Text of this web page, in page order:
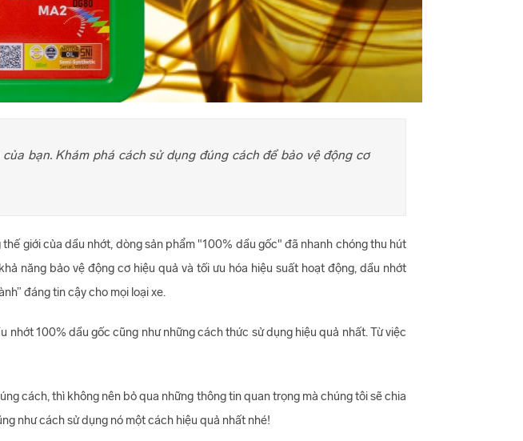
bạn. Khám phá cách sử dụng đúng cách để bảo vệ động cơ
giới của dầu nhớt, dòng sản phẩm "100% dầu gốc" đã nhanh chóng thu hút
năng bảo vệ động cơ hiệu quả và tối ưu hóa hiệu suất hoạt động, dầu nhớt
đáng tin cậy cho mọi loại xe.
nhớt 100% dầu gốc cũng như những cách thức sử dụng hiệu quả nhất. Từ việc
cách, thì không nên bỏ qua những thông tin quan trọng mà chúng tôi sẽ chia
như cách sử dụng nó một cách hiệu quả nhất nhé!